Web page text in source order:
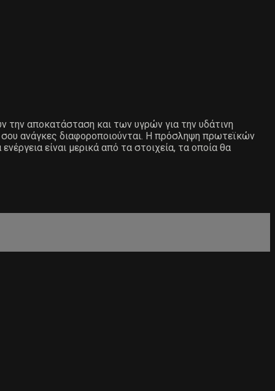
αποκατάσταση και των υγρών για την υδάτινη
σου ανάγκες διαφοροποιούνται. Η πρόσληψη πρωτεϊκών
είναι μερικά από τα στοιχεία, τα οποία θα